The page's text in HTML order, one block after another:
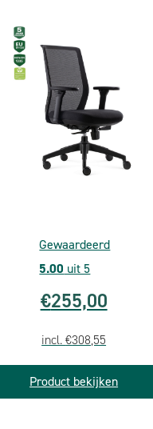
Gewaardeerd
5.00 uit 5
€255,00
incl.€308,55
Product bekijken